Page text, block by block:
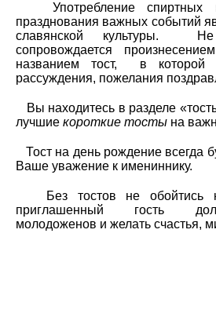
Употребление спиртных
празднования важных событий
славянской культуры.
сопровождается
названием тост, в которой
рассуждения, пожелания
Вы находитесь в разделе
лучшие короткие тосты на
Тост на день рождение всегда
Ваше уважение к имениннику.
Без тостов не обойтись
приглашенный гость
молодоженов и желать счастья,